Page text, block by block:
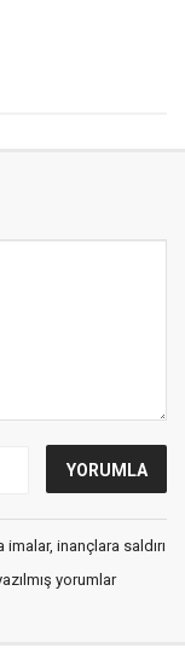
inançlara saldırı
yorumlar